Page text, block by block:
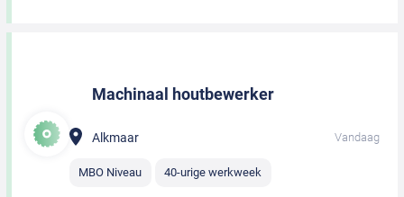
Machinaal houtbewerker
Alkmaar Vandaag
MBO Niveau 40-urige werkweek